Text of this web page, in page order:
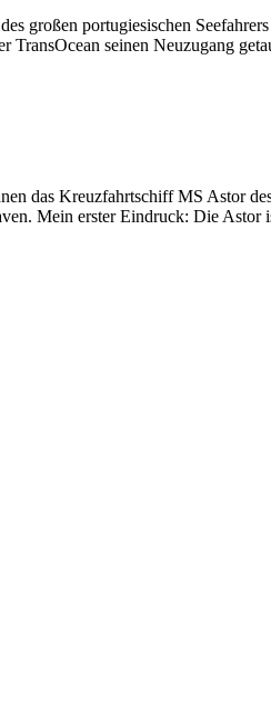
großen portugiesischen
seinen Neuzugang
das Kreuzfahrtschiff MS Astor
Mein erster Eindruck: Die